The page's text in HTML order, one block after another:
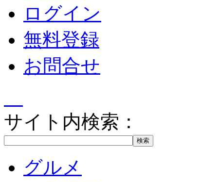
ログイン
無料登録
お問合せ
サイト内検索：
グルメ